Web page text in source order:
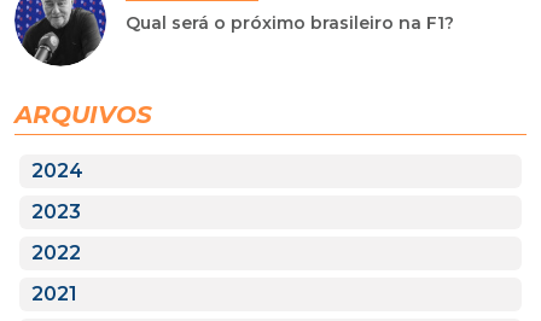
Qual será o próximo brasileiro na F1?
ARQUIVOS
2024
2023
2022
2021